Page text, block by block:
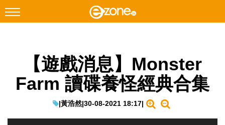
Facebook Instagram
科技焦點
遊戲動漫
【遊戲消息】Monster
Farm 讀碟養怪經典合集
|黃浩然|30-08-2021 18:17|